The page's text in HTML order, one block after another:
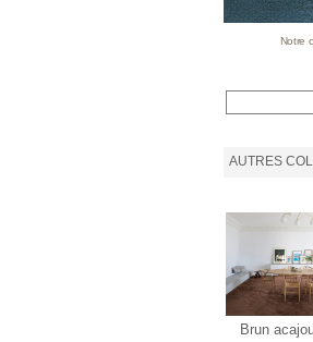
Notre
AUTRES
Brun